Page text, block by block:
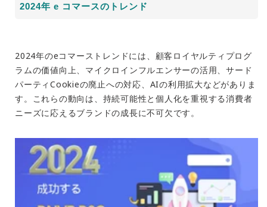
2024年 e コマースのトレンド
2024年のeコマーストレンドには、顧客ロイヤルティプログ
ラムの価値向上、マイクロインフルエンサーの活用、サード
パーティCookieの廃止への対応、AIの利用拡大などがありま
す。これらの動向は、持続可能性と個人化を重視する消費者
ニーズに応えるブランドの成長に不可欠です。